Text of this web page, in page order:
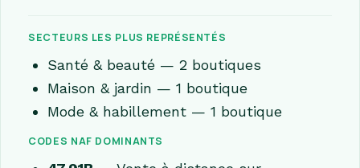
SECTEURS LES PLUS REPRÉSENTÉS
Santé & beauté — 2 boutiques
Maison & jardin — 1 boutique
Mode & habillement — 1 boutique
CODES NAF DOMINANTS